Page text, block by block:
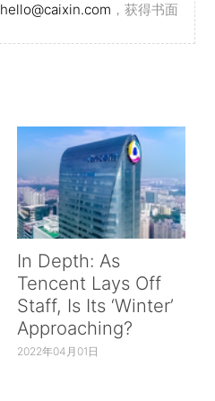
hello@caixin.com ，获得书面
In Depth: As
Tencent Lays Off
Staff, Is Its ‘Winter’
Approaching?
2022年04月01日